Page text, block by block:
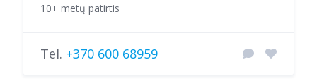
10+ metų patirtis
Tel. +370 600 68959